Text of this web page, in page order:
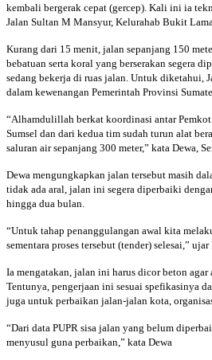
kembali bergerak cepat (gercep). Kali ini ia
Jalan Sultan M Mansyur, Kelurahab Bukit
Kurang dari 15 menit, jalan sepanjang 150
bebatuan serta koral yang berserakan segera
sedang bekerja di ruas jalan. Untuk diketahui,
dalam kewenangan Pemerintah Provinsi
“Alhamdulillah berkat koordinasi antar Pemkot
Sumsel dan dari kedua tim sudah turun alat
saluran air sepanjang 300 meter,” kata Dewa,
Dewa mengungkapkan jalan tersebut masih
tidak ada aral, jalan ini segera diperbaiki
hingga dua bulan.
“Untuk tahap penanggulangan awal kita
sementara proses tersebut (tender) selesai,” ujar
Ia mengatakan, jalan ini harus dicor beton agar
Tentunya, pengerjaan ini sesuai spefikasinya
juga untuk perbaikan jalan-jalan kota,
“Dari data PUPR sisa jalan yang belum
menyusul guna perbaikan,” kata Dewa